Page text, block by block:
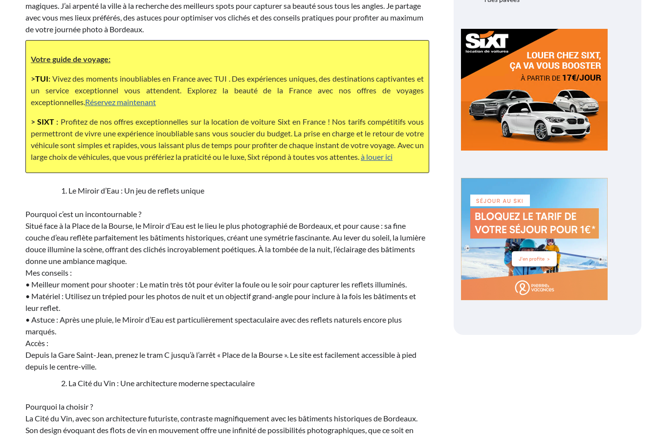
magiques. J’ai arpenté la ville à la recherche des meilleurs spots pour capturer sa beauté sous tous les angles. Je partage
avec vous mes lieux préférés, des astuces pour optimiser vos clichés et des conseils pratiques pour profiter au maximum
de votre journée photo à Bordeaux.
Votre guide de voyage:
>TUI: Vivez des moments inoubliables en France avec TUI . Des expériences uniques, des destinations captivantes et
un service exceptionnel vous attendent. Explorez la beauté de la France avec nos offres de voyages
exceptionnelles.Réservez maintenant
>SIXT : Profitez de nos offres exceptionnelles sur la location de voiture Sixt en France ! Nos tarifs compétitifs vous
permettront de vivre une expérience inoubliable sans vous soucier du budget. La prise en charge et le retour de votre
véhicule sont simples et rapides, vous laissant plus de temps pour profiter de chaque instant de votre voyage. Avec un
large choix de véhicules, que vous préfériez la praticité ou le luxe, Sixt répond à toutes vos attentes.à louer ici
Le Miroir d’Eau : Un jeu de reflets unique
Pourquoi c’est un incontournable ?
Situé face à la Place de la Bourse, le Miroir d’Eau est le lieu le plus photographié de Bordeaux, et pour cause : sa fine
couche d’eau reflète parfaitement les bâtiments historiques, créant une symétrie fascinante. Au lever du soleil, la lumière
douce illumine la scène, offrant des clichés incroyablement poétiques. À la tombée de la nuit, l’éclairage des bâtiments
donne une ambiance magique.
Mes conseils :
• Meilleur moment pour shooter : Le matin très tôt pour éviter la foule ou le soir pour capturer les reflets illuminés.
• Matériel : Utilisez un trépied pour les photos de nuit et un objectif grand-angle pour inclure à la fois les bâtiments et
leur reflet.
• Astuce : Après une pluie, le Miroir d’Eau est particulièrement spectaculaire avec des reflets naturels encore plus
marqués.
Accès :
Depuis la Gare Saint-Jean, prenez le tram C jusqu’à l’arrêt « Place de la Bourse ». Le site est facilement accessible à pied
depuis le centre-ville.
La Cité du Vin : Une architecture moderne spectaculaire
Pourquoi la choisir ?
La Cité du Vin, avec son architecture futuriste, contraste magnifiquement avec les bâtiments historiques de Bordeaux.
Son design évoquant des flots de vin en mouvement offre une infinité de possibilités photographiques, que ce soit en